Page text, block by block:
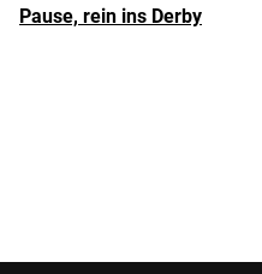
Pause, rein ins Derby